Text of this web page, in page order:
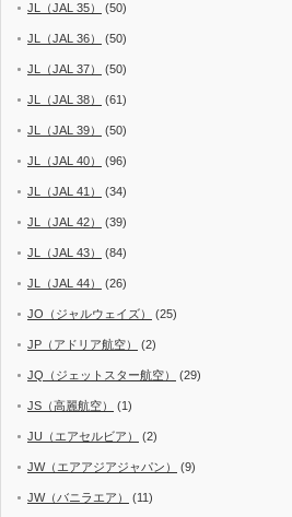
JL（JAL 35） (50)
JL（JAL 36） (50)
JL（JAL 37） (50)
JL（JAL 38） (61)
JL（JAL 39） (50)
JL（JAL 40） (96)
JL（JAL 41） (34)
JL（JAL 42） (39)
JL（JAL 43） (84)
JL（JAL 44） (26)
JO（ジャルウェイズ） (25)
JP（アドリア航空） (2)
JQ（ジェットスター航空） (29)
JS（高麗航空） (1)
JU（エアセルビア） (2)
JW（エアアジアジャパン） (9)
JW（バニラエア） (11)